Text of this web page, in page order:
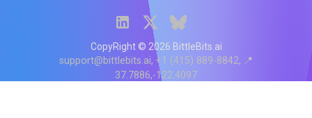
CopyRight © 2026 BittleBits.ai
support@bittlebits.ai +1 (415) 889-8842 📍
37.7886,-122.4097